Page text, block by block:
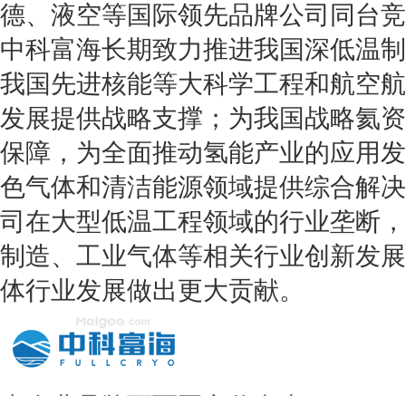
德、液空等国际领先品牌公司同台
中科富海长期致力推进我国深低温
我国先进核能等大科学工程和航空
发展提供战略支撑；为我国战略氦
保障，为全面推动氢能产业的应用
色气体和清洁能源领域提供综合解
司在大型低温工程领域的行业垄断
制造、工业气体等相关行业创新发
体行业发展做出更大贡献。